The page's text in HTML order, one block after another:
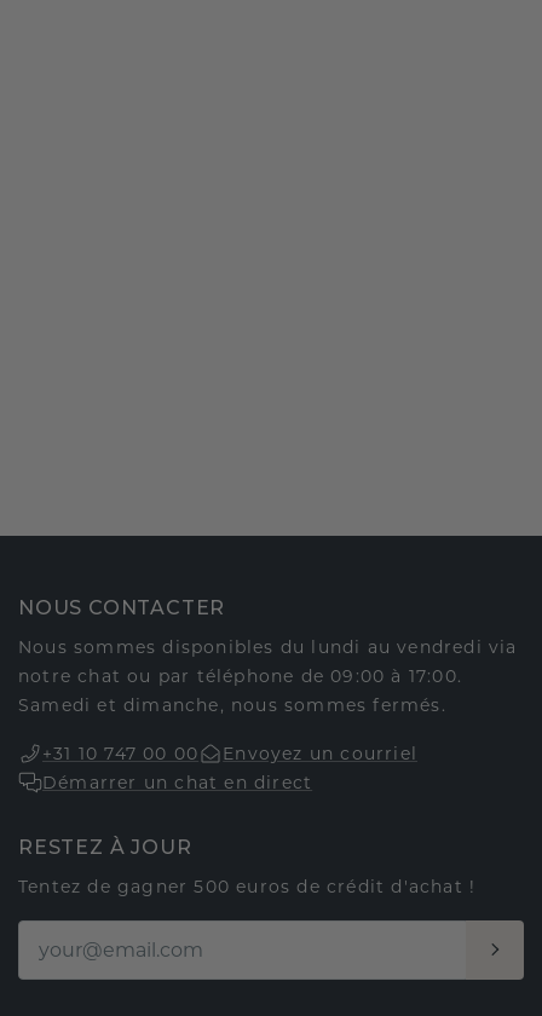
NOUS CONTACTER
Nous sommes disponibles du lundi au vendredi via
notre chat ou par téléphone de 09:00 à 17:00.
Samedi et dimanche, nous sommes fermés.
+31 10 747 00 00
Envoyez un courriel
Démarrer un chat en direct
RESTEZ À JOUR
Tentez de gagner 500 euros de crédit d'achat !